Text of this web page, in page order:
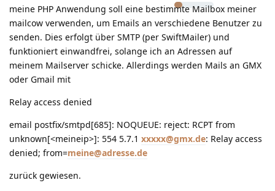
meine PHP Anwendung soll eine bestimmte Mailbox meiner
mailcow verwenden, um Emails an verschiedene Benutzer zu
senden. Dies erfolgt über SMTP (per SwiftMailer) und
funktioniert einwandfrei, solange ich an Adressen auf
meinem Mailserver schicke. Allerdings werden Mails an GMX
oder Gmail mit
Relay access denied
email postfix/smtpd[685]: NOQUEUE: reject: RCPT from
unknown[<meineip>]: 554 5.7.1 xxxxx@gmx.de: Relay access
denied; from=meine@adresse.de
zurück gewiesen.